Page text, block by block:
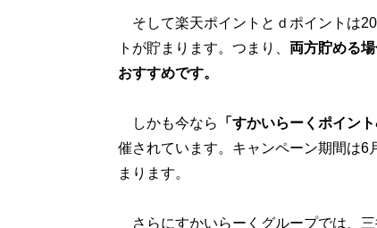
そして楽天ポイントとｄポイントは
トが貯まります。つまり、 両方貯める
おすすめです。
しかも今なら 「すかいらーくポイン
催されています。キャンペーン期間は
まります。
さらにすかいらーくグループでは、